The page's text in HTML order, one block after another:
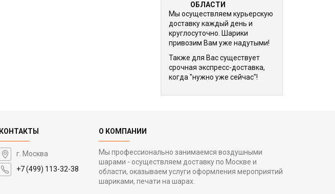
ОБЛАСТИ
Мы осуществляем курьерскую
доставку каждый день и
круглосуточно. Шарики
привозим Вам уже надутыми!
Также для Вас существует
срочная экспресс-доставка,
когда "нужно уже сейчас"!
КОНТАКТЫ
г. Москва
+7 (499) 113-32-38
О КОМПАНИИ
Мы профессионально занимаемся воздушными
шарами - осуществляем доставку по Москве и
области, оказываем услуги оформления мероприятий
шариками, печати на шарах.